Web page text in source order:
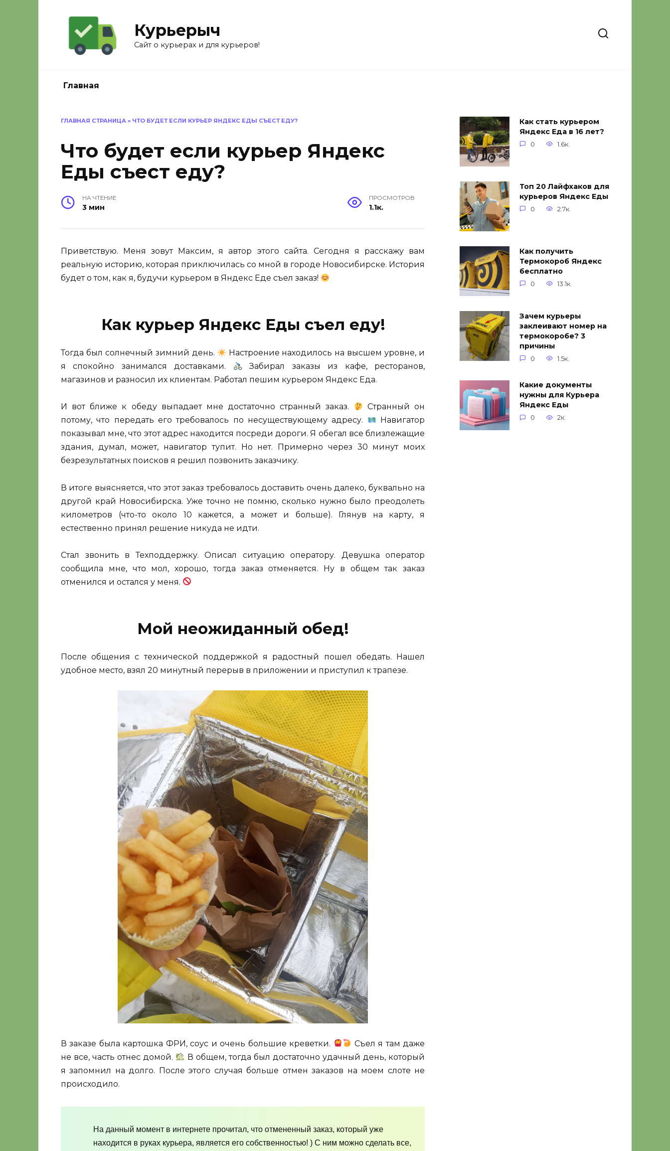
Курьерыч
Сайт о курьерах и для курьеров!
Главная
ГЛАВНАЯ СТРАНИЦА » ЧТО БУДЕТ ЕСЛИ КУРЬЕР ЯНДЕКС ЕДЫ СЪЕСТ ЕДУ?
Что будет если курьер Яндекс
Еды съест еду?
НА ЧТЕНИЕ
3 мин
ПРОСМОТРОВ
1.1к.
Приветствую. Меня зовут Максим, я автор этого сайта. Сегодня я расскажу вам
реальную историю, которая приключилась со мной в городе Новосибирске. История
будет о том, как я, будучи курьером в Яндекс Еде съел заказ!
Как курьер Яндекс Еды съел еду!
Тогда был солнечный зимний день.
Настроение находилось на высшем уровне, и
я спокойно занимался доставками.
Забирал заказы из кафе, ресторанов,
магазинов и разносил их клиентам. Работал пешим курьером Яндекс Еда.
И вот ближе к обеду выпадает мне достаточно странный заказ.
Странный он
потому, что передать его требовалось по несуществующему адресу.
Навигатор
показывал мне, что этот адрес находится посреди дороги. Я обегал все близлежащие
здания, думал, может, навигатор тупит. Но нет. Примерно через 30 минут моих
безрезультатных поисков я решил позвонить заказчику.
В итоге выясняется, что этот заказ требовалось доставить очень далеко, буквально на
другой край Новосибирска. Уже точно не помню, сколько нужно было преодолеть
километров (что-то около 10 кажется, а может и больше). Глянув на карту, я
естественно принял решение никуда не идти.
Стал звонить в Техподдержку. Описал ситуацию оператору. Девушка оператор
сообщила мне, что мол, хорошо, тогда заказ отменяется. Ну в общем так заказ
отменился и остался у меня.
Мой неожиданный обед!
После общения с технической поддержкой я радостный пошел обедать. Нашел
удобное место, взял 20 минутный перерыв в приложении и приступил к трапезе.
В заказе была картошка ФРИ, соус и очень большие креветки.
Съел я там даже
не все, часть отнес домой.
В общем, тогда был достаточно удачный день, который
я запомнил на долго. После этого случая больше отмен заказов на моем слоте не
происходило.
На данный момент в интернете прочитал, что отмененный заказ, который уже
находится в руках курьера, является его собственностью! ) С ним можно сделать все,
Как стать курьером
Яндекс Еда в 16 лет?
0 1.6к.
Топ 20 Лайфхаков для
курьеров Яндекс Еды
0 2.7к.
Как получить
Термокороб Яндекс
бесплатно
0 13.1к.
Зачем курьеры
заклеивают номер на
термокоробе? 3
причины
0 1.5к.
Какие документы
нужны для Курьера
Яндекс Еды
0 2к.